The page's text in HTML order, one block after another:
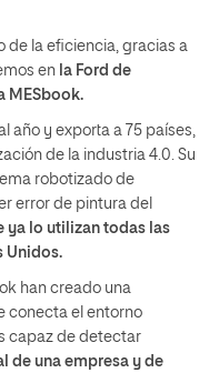
de la eficiencia, gracias a
en la Ford de
MESbook.
año y exporta a 75 países,
de la industria 4.0. Su
robotizado de
error de pintura del
ya lo utilizan todas las
Unidos.
han creado una
conecta el entorno
capaz de detectar
de una empresa y de